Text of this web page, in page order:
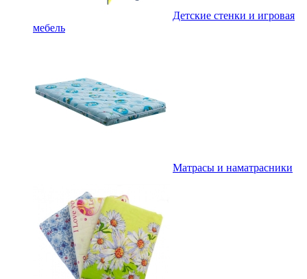
Детские стенки и игровая
мебель
Матрасы и наматрасники